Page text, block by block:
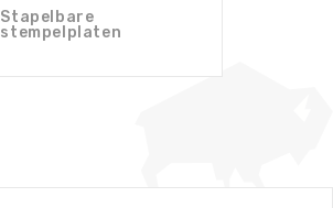
Stapelbare
stempelplaten